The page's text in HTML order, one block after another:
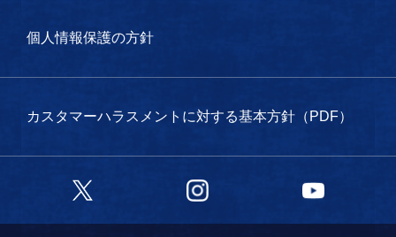
個人情報保護の方針
カスタマーハラスメントに対する基本方針（PDF）
Twitter Instagram YouTube